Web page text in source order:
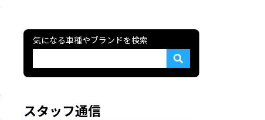
気になる車種やブランドを検索
スタッフ通信